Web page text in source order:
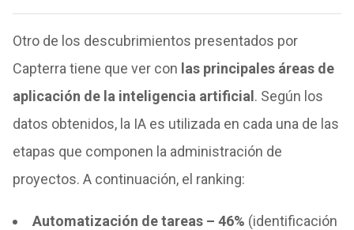
Otro de los descubrimientos presentados por
Capterra tiene que ver con las principales áreas de
aplicación de la inteligencia artificial . Según los
datos obtenidos, la IA es utilizada en cada una de las
etapas que componen la administración de
proyectos. A continuación, el ranking:
Automatización de tareas – 46% (identificación